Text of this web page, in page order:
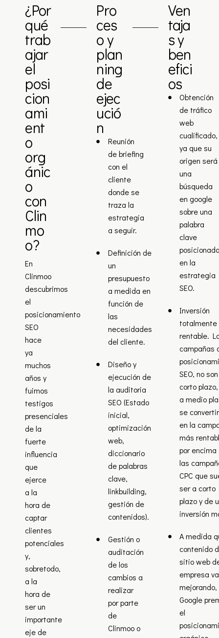
¿Por
qué
trab
ajar
el
posi
cion
ami
ent
o
org
ánic
o
con
Clin
mo
o?
En
Clinmoo
descubrimos
el
posicionamiento
SEO
hace
ya
muchos
años y
fuimos
testigos
presenciales
de la
fuerte
influencia
que
ejerce
a la
hora de
captar
clientes
potenciales
y,
sobretodo,
a la
hora de
ser un
importante
eje de
Pro
ces
o y
plan
ning
de
ejec
ució
n
Reunión
de briefing
con el
cliente
donde se
traza la
estrategia
a seguir.
Definición de
un
presupuesto
a medida en
función de
las
necesidades
del cliente.
Diseño y
ejecución de
la auditoria
SEO (Estado
inicial,
optimización
web,
diccionario
de palabras
clave,
linkbuilding,
gestión de
contenidos).
Gestión o
auditación
de los
cambios a
realizar
por parte
de
Clinmoo o
Ven
taja
s y
ben
efici
os
Obtención
de tráfico
web
cualificado,
ya que su
origen será
una
búsqueda
en google
sobre una
palabra
clave
en la
estrategia
SEO.
Inversión
totalmente
rentable.
campañas
SEO, no
corto
a medio
se
en la
más
por encima
las
CPC que
ser a corto
plazo y de
inversión
A medida
contenido
sitio web
empresa
mejorando,
Google
el